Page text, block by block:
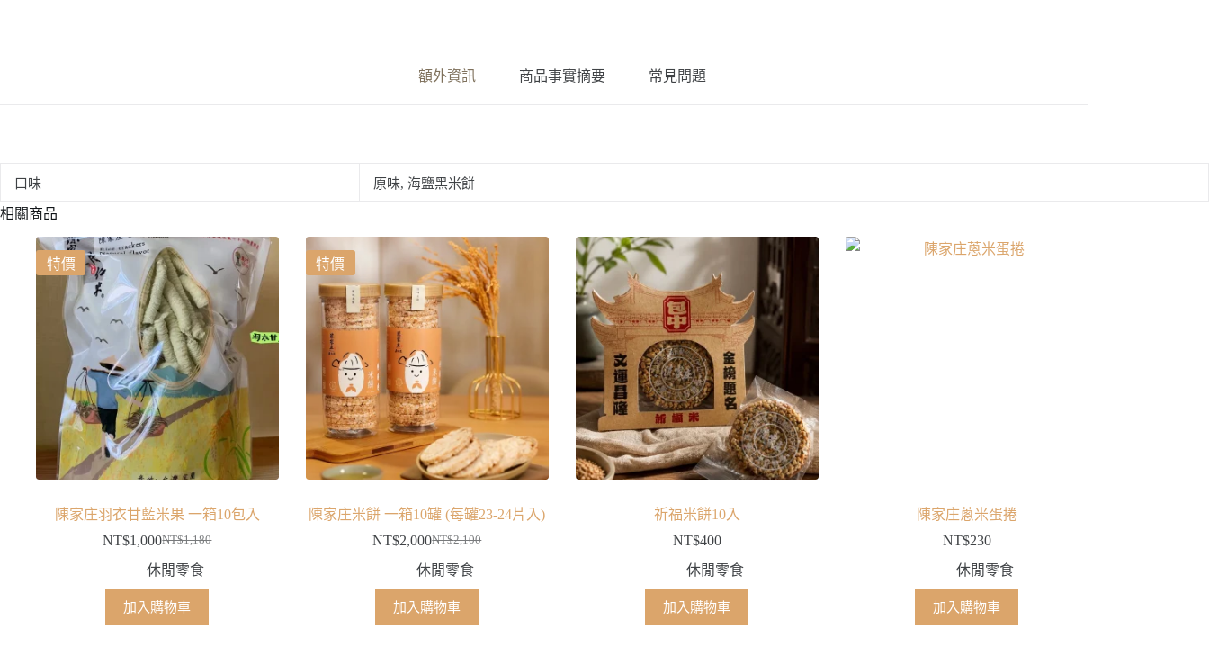
額外資訊 商品事實摘要 常見問題
口味 原味, 海鹽黑米餅
相關商品
特價
陳家庄羽衣甘藍米果 一箱10包入
NT$1,180
始
格：
NT$1,000
前
格：
休閒零食
加入購物車
特價
陳家庄米餅 一箱10罐 (每罐23-24片入)
NT$2,100
始
格：
NT$2,000
前
格：
休閒零食
加入購物車
祈福米餅10入
NT$400
休閒零食
加入購物車
陳家庄蔥米蛋捲
NT$230
休閒零食
加入購物車